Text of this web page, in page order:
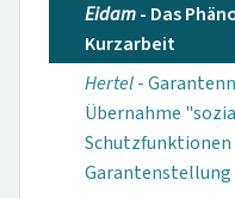
Eidam- Das
Kurzarbeit
Hertel-
Übernahme
Garantenstellung